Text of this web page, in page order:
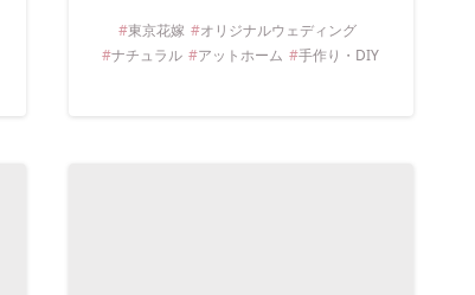
東京花嫁
オリジナルウェディング
ナチュラル
アットホーム 手作り・DIY